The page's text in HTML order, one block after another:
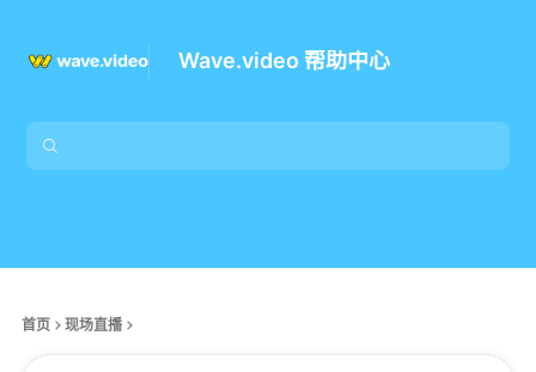
Wave.video 帮助中心
首页 现场直播